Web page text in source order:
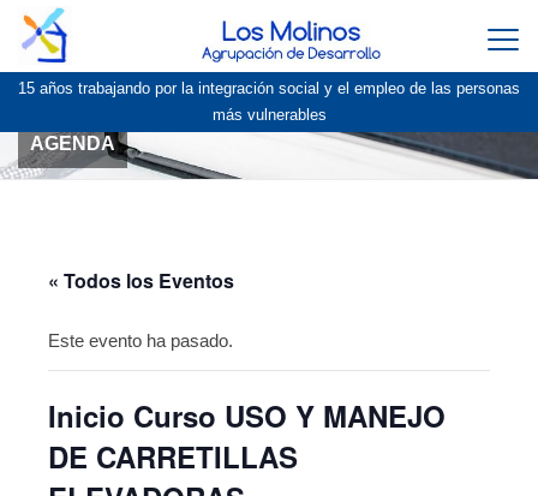
15 años trabajando por la integración social y el empleo de las personas
más vulnerables
AGENDA
« Todos los Eventos
Este evento ha pasado.
Inicio Curso USO Y MANEJO
DE CARRETILLAS